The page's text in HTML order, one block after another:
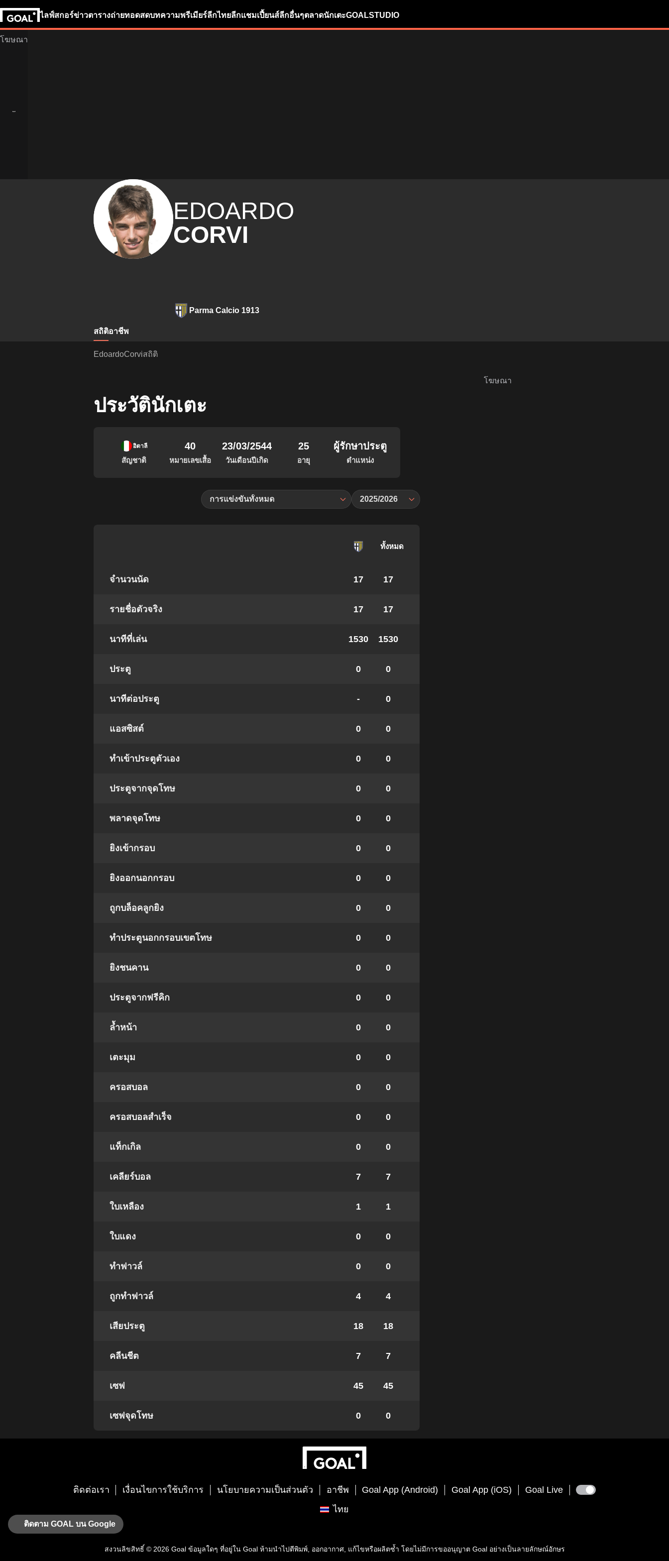
ไลฟ์สกอร์ข่าวตารางถ่ายทอดสดบทความพรีเมียร์ลีกไทยลีกแชมเปี้ยนส์ลีกอื่นๆตลาดนักเตะGOALSTUDIO
EDOARDO
CORVI
Parma Calcio 1913
สถิติอาชีพ
EdoardoCorviสถิติ
ประวัตินักเตะ
อิตาลี
สัญชาติ
40
หมายเลขเสื้อ
23/03/2544
วันเดือนปีเกิด
25
อายุ
ผู้รักษาประตู
ตำแหน่ง
การแข่งขันทั้งหมด 2025/2026
ทั้งหมด
จำนวนนัด 17 17
รายชื่อตัวจริง 17 17
นาทีที่เล่น 1530 1530
ประตู 0 0
นาทีต่อประตู - 0
แอสซิสต์ 0 0
ทําเข้าประตูตัวเอง 0 0
ประตูจากจุดโทษ 0 0
พลาดจุดโทษ 0 0
ยิงเข้ากรอบ 0 0
ยิงออกนอกกรอบ 0 0
ถูกบล็อคลูกยิง 0 0
ทำประตูนอกกรอบเขตโทษ 0 0
ยิงชนคาน 0 0
ประตูจากฟรีคิก 0 0
ล้ำหน้า 0 0
เตะมุม 0 0
ครอสบอล 0 0
ครอสบอลสำเร็จ 0 0
แท็กเกิล 0 0
เคลียร์บอล 7 7
ใบเหลือง 1 1
ใบแดง 0 0
ทำฟาวล์ 0 0
ถูกทำฟาวล์ 4 4
เสียประตู 18 18
คลีนชีต 7 7
เซฟ 45 45
เซฟจุดโทษ 0 0
ติดต่อเรา เงื่อนไขการใช้บริการ นโยบายความเป็นส่วนตัว อาชีพ Goal App (Android) Goal App (iOS)
Goal Live
ไทย
ติดตาม GOAL บน Google
สงวนลิขสิทธิ์ © 2026 Goalข้อมูลใดๆ ที่อยู่ใน Goalห้ามนำไปตีพิมพ์, ออกอากาศ, แก้ไขหรือผลิตซ้ำ โดยไม่มีการขออนุญาต Goalอย่างเป็นลายลักษณ์อักษร